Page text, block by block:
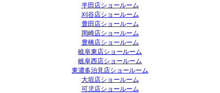
半田店ショールーム
刈谷店ショールーム
豊田店ショールーム
岡崎店ショールーム
豊橋店ショールーム
岐阜東店ショールーム
岐阜西店ショールーム
東濃多治見店ショールーム
大垣店ショールーム
可児店ショールーム